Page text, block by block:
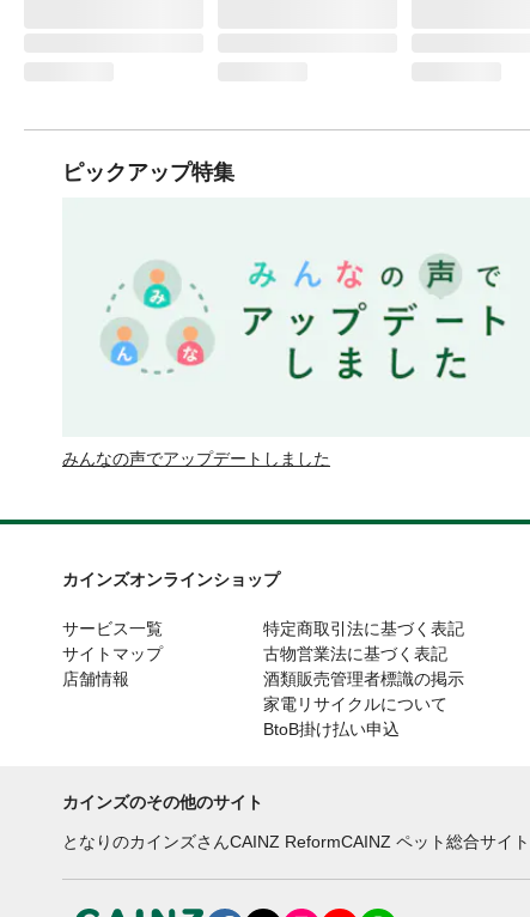
ピックアップ特集
みんなの声でアップデートしました
カインズオンラインショップ
サービス一覧
サイトマップ
店舗情報
特定商取引法に基づく表記
古物営業法に基づく表記
酒類販売管理者標識の掲示
家電リサイクルについて
BtoB掛け払い申込
カインズのその他のサイト
となりのカインズさんCAINZ ReformCAINZ ペット総合サイト